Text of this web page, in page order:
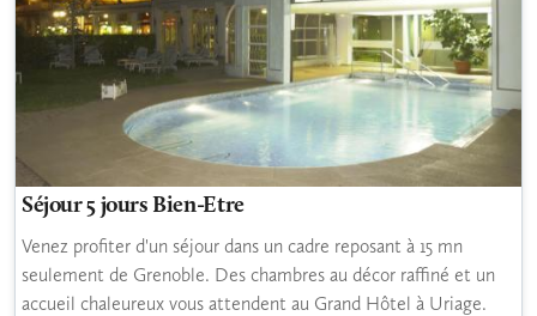
Séjour 5 jours Bien-Etre
Venez profiter d'un séjour dans un cadre reposant à 15 mn
seulement de Grenoble. Des chambres au décor raffiné et un
accueil chaleureux vous attendent au Grand Hôtel à Uriage.